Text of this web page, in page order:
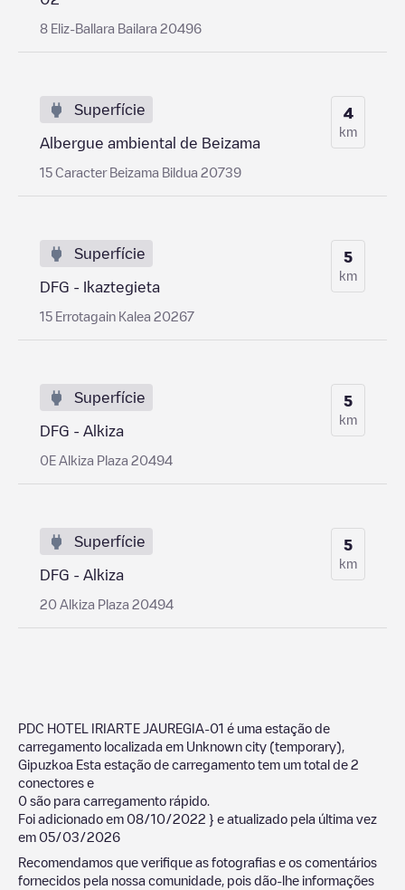
8 Eliz-Ballara Bailara 20496
Superfície
Albergue ambiental de Beizama
15 Caracter Beizama Bildua 20739
4
km
Superfície
DFG - Ikaztegieta
15 Errotagain Kalea 20267
5
km
Superfície
DFG - Alkiza
0E Alkiza Plaza 20494
5
km
Superfície
DFG - Alkiza
20 Alkiza Plaza 20494
5
km
PDC HOTEL IRIARTE JAUREGIA-01 é uma estação de
carregamento localizada em Unknown city (temporary)
Gipuzkoa Esta estação de carregamento tem um total de 2
conectores e
0 são para carregamento rápido.
Foi adicionado em 08/10/2022 } e atualizado pela última vez
em 05/03/2026
Recomendamos que verifique as fotografias e os comentários
fornecidos pela nossa comunidade, pois dão-lhe informações